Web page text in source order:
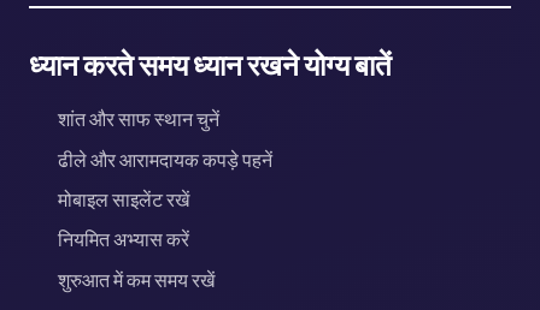
ध्यान करते समय ध्यान रखने योग्य बातें
शांत और साफ स्थान चुनें
ढीले और आरामदायक कपड़े पहनें
मोबाइल साइलेंट रखें
नियमित अभ्यास करें
शुरुआत में कम समय रखें